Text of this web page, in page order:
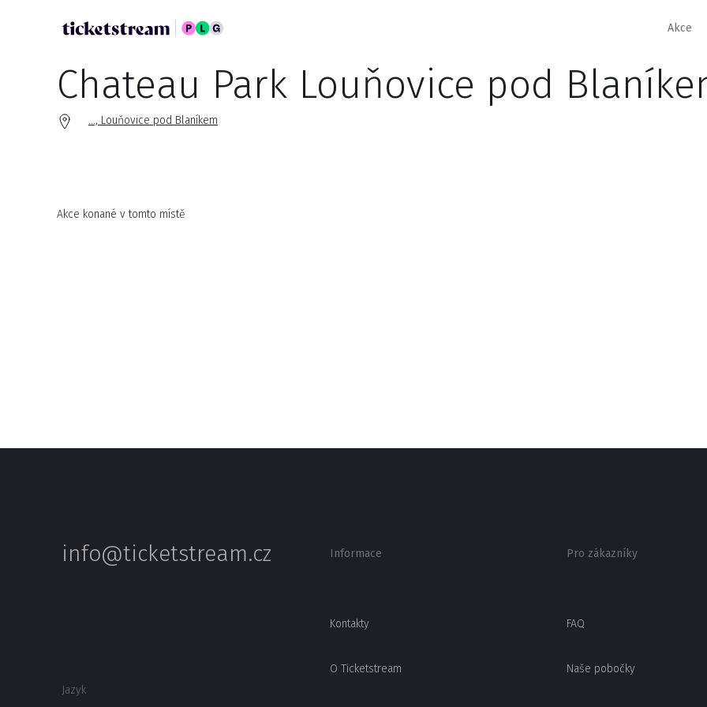
Akce
Chateau Park Louňovice pod
..., Louňovice pod Blaníkem
Akce konané v tomto místě
info@ticketstream.cz
Jazyk
Informace
Kontakty
O Ticketstream
Pro zákazníky
FAQ
Naše pobočky